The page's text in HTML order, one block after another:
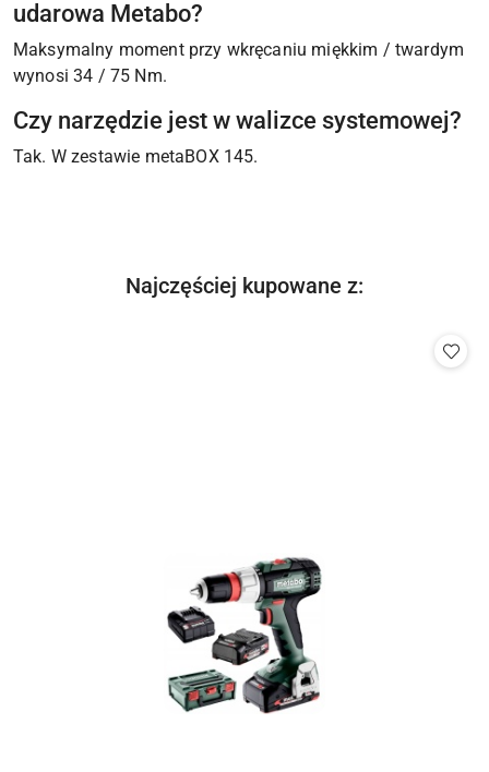
udarowa Metabo?
Maksymalny moment przy wkręcaniu miękkim / twardym
wynosi 34 / 75 Nm.
Czy narzędzie jest w walizce systemowej?
Tak. W zestawie metaBOX 145.
Pomiń karuzelę produktów
Produkty
Najczęściej kupowane z: